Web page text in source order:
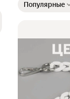
Популярные